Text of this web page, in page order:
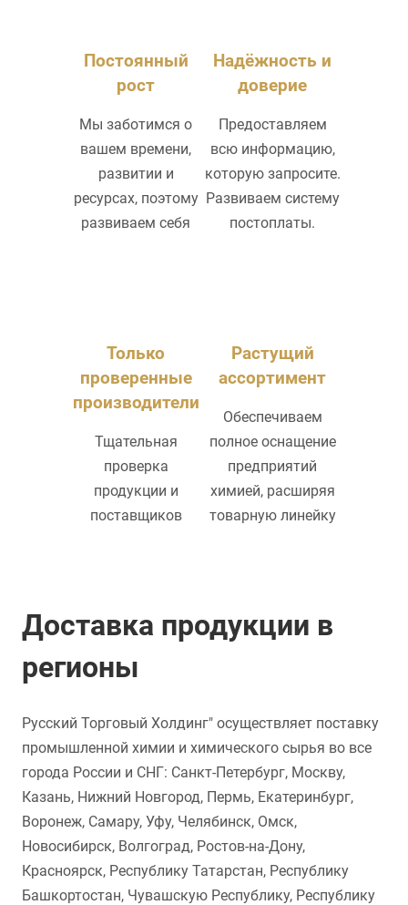
Постоянный
рост
Мы заботимся о
вашем времени,
развитии и
ресурсах, поэтому
развиваем себя
Надёжность и
доверие
Предоставляем
всю информацию,
которую запросите.
Развиваем систему
постоплаты.
Только
проверенные
производители
Тщательная
проверка
продукции и
поставщиков
Растущий
ассортимент
Обеспечиваем
полное оснащение
предприятий
химией, расширяя
товарную линейку
Доставка продукции в
регионы
Русский Торговый Холдинг" осуществляет поставку
промышленной химии и химического сырья во все
города России и СНГ: Санкт-Петербург, Москву,
Казань, Нижний Новгород, Пермь, Екатеринбург,
Воронеж, Самару, Уфу, Челябинск, Омск,
Новосибирск, Волгоград, Ростов-на-Дону,
Красноярск, Республику Татарстан, Республику
Башкортостан, Чувашскую Республику, Республику